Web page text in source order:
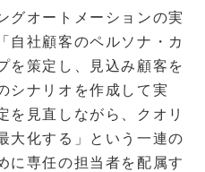
グオートメーションの実
自社顧客のペルソナ・カ
を策定し、見込み顧客を
シナリオを作成して実
を見直しながら、クオリ
大化する」という一連の
に専任の担当者を配属す